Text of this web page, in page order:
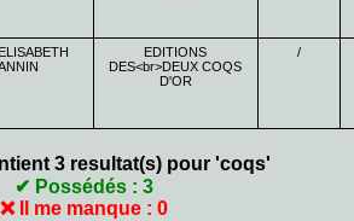
EDITIONS
DES<br>DEUX COQS
D'OR
/
3 resultat(s) pour 'coqs'
✔ Possédés : 3
❌ Il me manque : 0